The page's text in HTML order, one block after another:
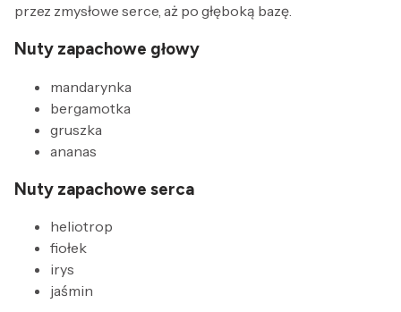
przez zmysłowe serce, aż po głęboką bazę.
Nuty zapachowe głowy
mandarynka
bergamotka
gruszka
ananas
Nuty zapachowe serca
heliotrop
fiołek
irys
jaśmin